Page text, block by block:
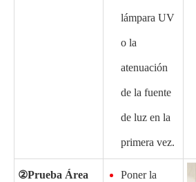
lámpara UV
o la
atenuación
de la fuente
de luz en la
primera vez.
②Prueba Área Poner la